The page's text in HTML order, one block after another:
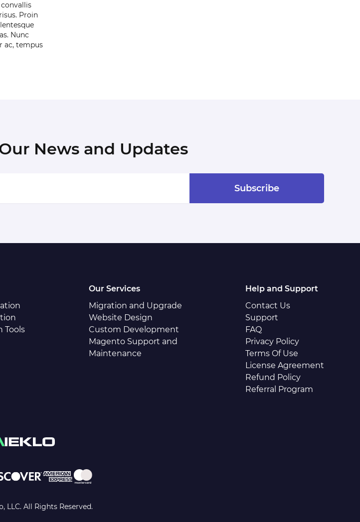
Proin
Nunc
ac, tempus
News and Updates
Subscribe
Tools
Our Services
Migration and Upgrade
Website Design
Custom Development
Magento Support and
Maintenance
Help and Support
Contact Us
Support
FAQ
Privacy Policy
Terms Of Use
License Agreement
Refund Policy
Referral Program
LLC. All Rights Reserved.